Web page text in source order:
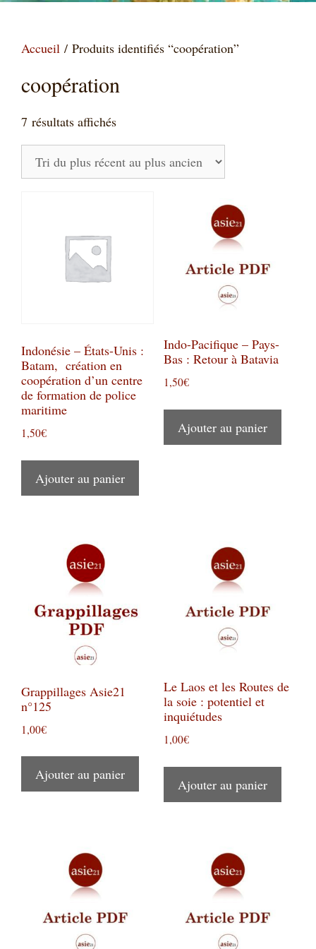
Accueil / Produits identifiés “coopération”
coopération
7 résultats affichésTrié
du
plus
récent
Indonésie – États-Unis :
Batam, création en
coopération d’un centre
de formation de police
maritime
1,50€
Ajouter au panier
Indo-Pacifique – Pays-
Bas : Retour à Batavia
1,50€
Ajouter au panier
Grappillages Asie21
n°125
1,00€
Ajouter au panier
Le Laos et les Routes de
la soie : potentiel et
inquiétudes
1,00€
Ajouter au panier